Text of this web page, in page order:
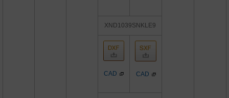
XND1039SNKLE9
CAD CAD